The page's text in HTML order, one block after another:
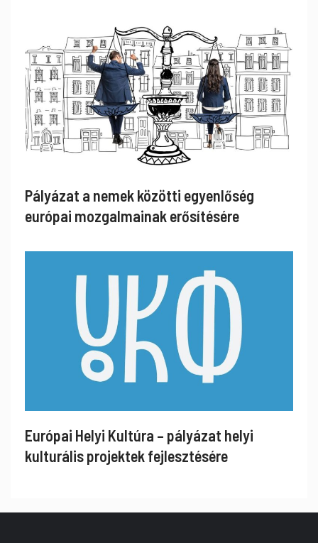
Pályázat a nemek közötti egyenlőség
európai mozgalmainak erősítésére
Európai Helyi Kultúra – pályázat helyi
kulturális projektek fejlesztésére